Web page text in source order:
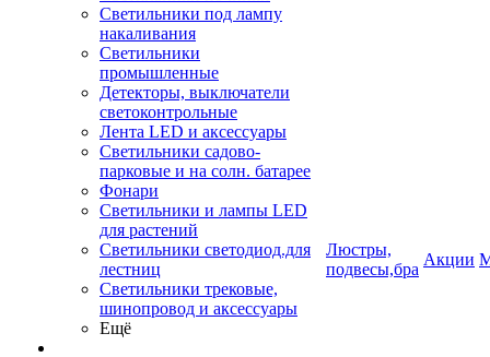
Светильники под лампу
накаливания
Светильники
промышленные
Детекторы, выключатели
светоконтрольные
Лента LED и аксессуары
Светильники садово-
парковые и на солн. батарее
Фонари
Светильники и лампы LED
для растений
Светильники светодиод.для
лестниц
Светильники трековые,
шинопровод и аксессуары
Ещё
Люстры,
подвесы,бра
Акции